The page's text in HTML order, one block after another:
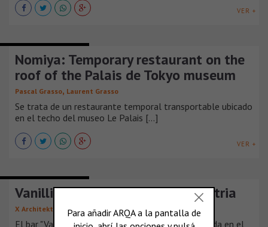
VER +
Nomiya: Temporary restaurant on the
roof of the Palais de Tokyo museum
Pascal Grasso, Laurent Grasso
Se trata de un restaurante temporal transportable ubicado
en el techo del museo Le Palais [...]
VER +
Vanilli Bar/Club/Cult in Linz, Austria
X Architekten
El bar "Vanilli", en la planta baja de una casa situada en el